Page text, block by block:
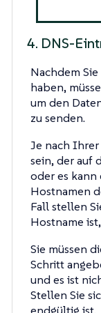
4. DNS-
Nachdem
haben,
um den
zu senden.
Je nach
sein, der auf
oder es kann
Hostnamen
Fall stellen
Hostname
Sie müssen
Schritt
und es ist
Stellen Sie